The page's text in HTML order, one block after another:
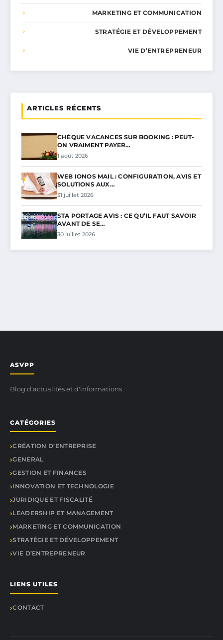
MARKETING ET COMMUNICATION
STRATÉGIE ET DÉVELOPPEMENT
VIE D’ENTREPRENEUR
ARTICLES RÉCENTS
CHÈQUE VACANCES SUR BOOKING : PEUT-
ON VRAIMENT PAYER…
1 août 2026
WEB IONOS MAIL : CONFIGURATION, AVIS ET
SOLUTIONS AUX…
31 juillet 2026
STA PORTAGE AVIS : CE QU’IL FAUT SAVOIR
AVANT DE SE…
30 juillet 2026
ASVPP
Blog d'actualités et d'informations
CATÉGORIES
CRÉATION D’ENTREPRISE
GENERAL
GESTION ET FINANCES
INNOVATION ET TECHNOLOGIE
JURIDIQUE ET FISCALITÉ
LEADERSHIP ET MANAGEMENT
MARKETING ET COMMUNICATION
STRATÉGIE ET DÉVELOPPEMENT
VIE D’ENTREPRENEUR
LIENS UTILES
CONTACT